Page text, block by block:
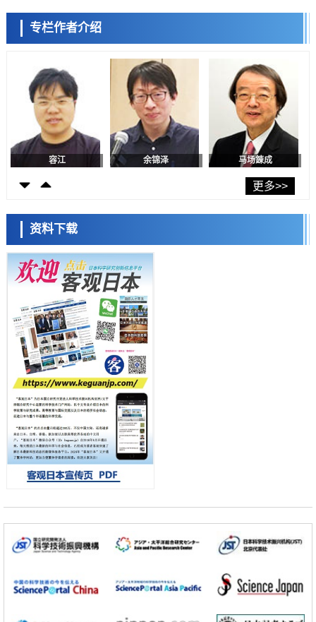
政策
日本修订首都直下型地震紧急对策：目标为死亡人数至少减半，重点强
化火灾防控
福井大学发现细胞记忆过往并抑制反应的机制，阐明即便DNA相同反应
迥异之谜
科学研究
神户大学确认口服癌症疫苗B440单药给药的安全性，在转移性尿路上皮
癌患者中开展临床试验
日本发布《令和8年版科学技术与创新白皮书》，解读第七期基本计划
首年度政策方向
科学研究
东京大学发现可诱导细胞死亡的新型信使物质
东京都健康长寿医疗中心跨器官揭示衰老过程中的糖链变化
科学研究
产总研无需石油利用松脂制备石墨前驱体，可作为电池电极材料
科学研究
东京大学和海上保安厅等发现南海海槽沿线板块边界锁定状态存在区域
差异
政策
日本第2次医疗研究开发调整费，根据一线实际情况和需求分配99.3亿
日元
科学研究
千叶大学鉴定出导致难治性疾病“肺高血压症”恶化的蛋白质“MYL9/12”，
会引发血管结构恶化
科学研究
京都大学高效生成光的构成单元“光子”，可应用于量子计算机
科学研究
开发出300亿年仅误差1秒的光晶格钟，构建网络将其打造为下一代社会
基础设施
经济・社会
科学研究
带大量基因的人工细胞
政策
展研究
专栏作者介绍
陈小牧 李鸥 安宁
容江 余锦泽 马场錬成
日本科学未来馆 科学交
流员
小岩井忠道 泷川 进
更多>>
资料下载